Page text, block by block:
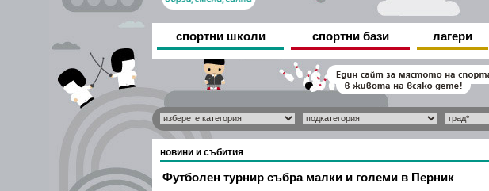
спортни школи спортни бази лагери
новини и събития
Футболен турнир събра малки и големи в Перник